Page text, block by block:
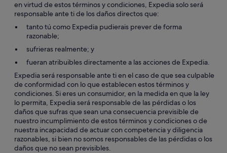
en virtud de estos términos y condiciones, Expedia solo será
responsable ante ti de los daños directos que:
tanto tú como Expedia pudierais prever de forma
razonable;
sufrieras realmente; y
fueran atribuibles directamente a las acciones de Expedia.
Expedia será responsable ante ti en el caso de que sea culpable
de conformidad con lo que establecen estos términos y
condiciones. Si eres un consumidor, en la medida en que la ley
lo permita, Expedia será responsable de las pérdidas o los
daños que sufras que sean una consecuencia previsible de
nuestro incumplimiento de estos términos y condiciones o de
nuestra incapacidad de actuar con competencia y diligencia
razonables, si bien no somos responsables de las pérdidas o los
daños que no sean previsibles.